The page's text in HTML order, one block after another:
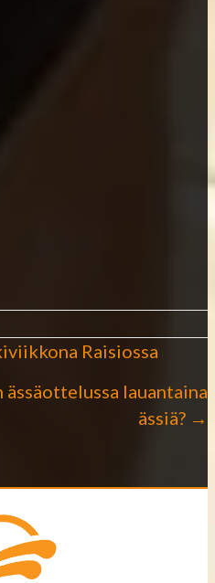
Raisiossa
ässäottelussa lauantaina
ässiä? →